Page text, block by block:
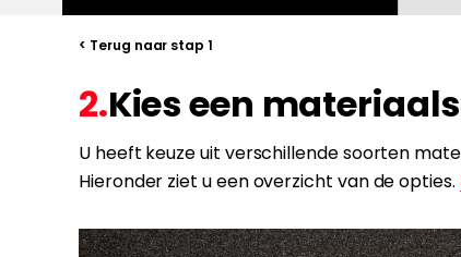
< Terug naar stap 1
2.Kies een
U heeft keuze uit verschillende soorten
Hieronder ziet u een overzicht van de opties.